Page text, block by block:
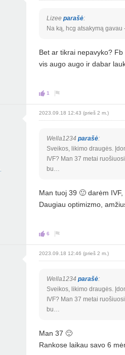
Lizee parašė:
Na ką, hcg atsakymą
Bet ar tikrai nepavyko?
vis augo augo ir dabar
1
2023.09.18 12:43 (prieš 2 m.)
Wella1234 parašė:
Sveikos, likimo draugės.
IVF? Man 37 metai
bu…
Man tuoj 39 🙂 darėm
Daugiau optimizmo,
6
2023.09.18 12:46 (prieš 2 m.)
Wella1234 parašė:
Sveikos, likimo draugės.
IVF? Man 37 metai
bu…
Man 37 🙂
Rankose laikau savo 6